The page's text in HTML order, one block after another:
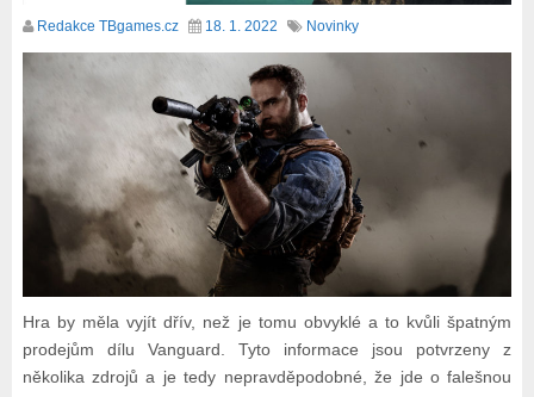
Redakce TBgames.cz 18. 1. 2022 Novinky
Hra by měla vyjít dřív, než je tomu obvyklé a to kvůli špatným
prodejům dílu Vanguard. Tyto informace jsou potvrzeny z
několika zdrojů a je tedy nepravděpodobné, že jde o falešnou